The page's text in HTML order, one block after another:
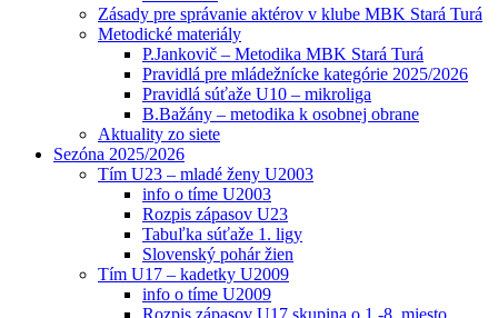
Zásady pre správanie aktérov v klube MBK Stará Turá
Metodické materiály
P.Jankovič – Metodika MBK Stará Turá
Pravidlá pre mládežnícke kategórie 2025/2026
Pravidlá súťaže U10 – mikroliga
B.Bažány – metodika k osobnej obrane
Aktuality zo siete
Sezóna 2025/2026
Tím U23 – mladé ženy U2003
info o tíme U2003
Rozpis zápasov U23
Tabuľka súťaže 1. ligy
Slovenský pohár žien
Tím U17 – kadetky U2009
info o tíme U2009
Rozpis zápasov U17 skupina o 1.-8. miesto